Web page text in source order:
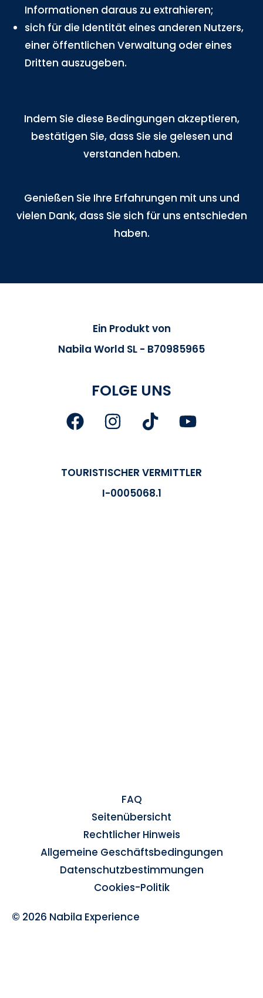
Informationen daraus zu extrahieren;
sich für die Identität eines anderen Nutzers,
einer öffentlichen Verwaltung oder eines
Dritten auszugeben.
Indem Sie diese Bedingungen akzeptieren,
bestätigen Sie, dass Sie sie gelesen und
verstanden haben.
Genießen Sie Ihre Erfahrungen mit uns und
vielen Dank, dass Sie sich für uns entschieden
haben.
Ein Produkt von
Nabila World SL - B70985965
FOLGE UNS
TOURISTISCHER VERMITTLER
I-0005068.1
FAQ
Seitenübersicht
Rechtlicher Hinweis
Allgemeine Geschäftsbedingungen
Datenschutzbestimmungen
Cookies-Politik
© 2026 Nabila Experience